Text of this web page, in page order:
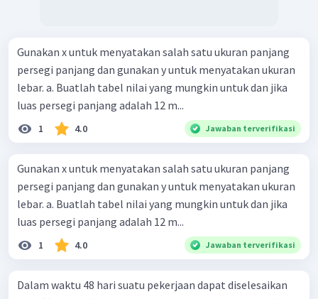
Gunakan x untuk menyatakan salah satu ukuran panjang
persegi panjang dan gunakan y untuk menyatakan ukuran
lebar. a. Buatlah tabel nilai yang mungkin untuk dan jika
luas persegi panjang adalah 12 m...
1 4.0 Jawaban terverifikasi
Gunakan x untuk menyatakan salah satu ukuran panjang
persegi panjang dan gunakan y untuk menyatakan ukuran
lebar. a. Buatlah tabel nilai yang mungkin untuk dan jika
luas persegi panjang adalah 12 m...
1 4.0 Jawaban terverifikasi
Dalam waktu 48 hari suatu pekerjaan dapat diselesaikan